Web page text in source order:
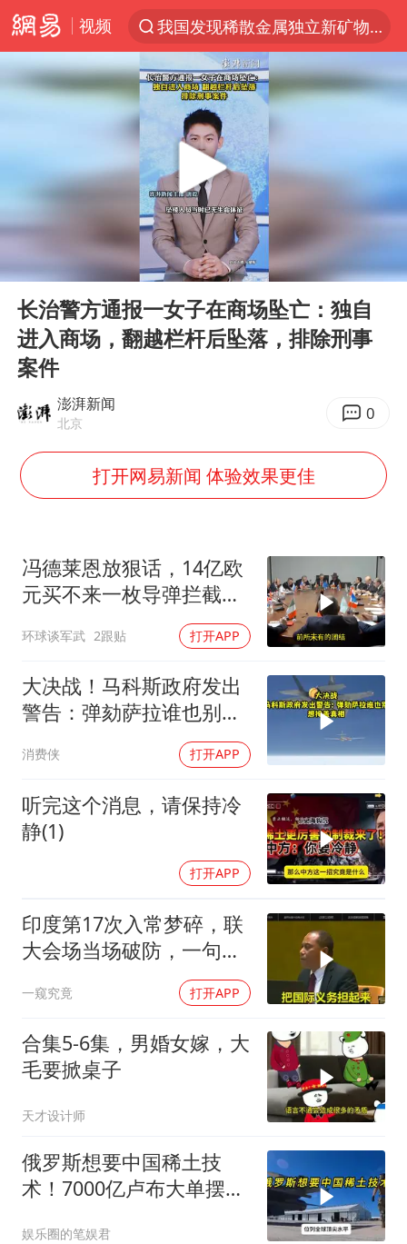
视频
我国发现稀散金属独立新矿物——乌斯河锗矿
部分银行上调存款利率
小沈阳加盟《披荆斩棘》
朱一龙的鼻子怎么了
上海暴雨已致多处积水
三预警齐发 11个省份有大到暴雨
上海地铁4条线路全线停运
上海鼓励居家办公
56岁刘奕君跟13岁女儿合跳
从科技创新看开局起步的时与势
Play
长治警方通报一女子在商场坠亡：独自
进入商场，翻越栏杆后坠落，排除刑事
案件
澎湃新闻
北京 0
打开网易新闻 体验效果更佳
冯德莱恩放狠话，14亿欧
元买不来一枚导弹拦截！
环球谈军武 2跟贴 打开APP
大决战！马科斯政府发出
警告：弹劾萨拉谁也别想
消费侠 打开APP
听完这个消息，请保持冷
静(1)
打开APP
印度第17次入常梦碎，联
大会场当场破防，一句话
一窥究竟 打开APP
合集5-6集，男婚女嫁，大
毛要掀桌子
天才设计师
俄罗斯想要中国稀土技
术！7000亿卢布大单摆在
娱乐圈的笔娱君